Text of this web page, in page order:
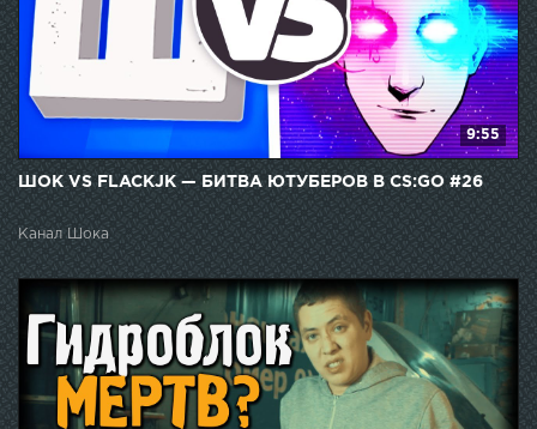
9:55
ШОК VS FLACKJK — БИТВА ЮТУБЕРОВ В CS:GO #26
Канал Шока